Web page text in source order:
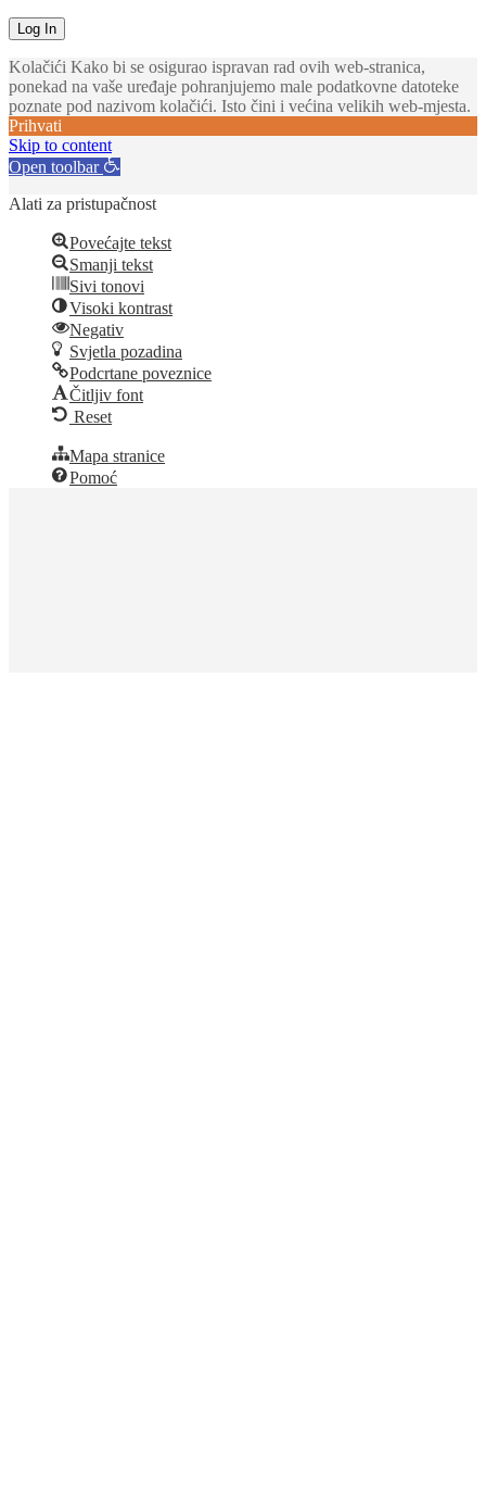
Kolačići Kako bi se osigurao ispravan rad ovih web-stranica,
ponekad na vaše uređaje pohranjujemo male podatkovne datoteke
poznate pod nazivom kolačići. Isto čini i većina velikih web-mjesta.
Prihvati
Skip to content
Open toolbar
Alati za pristupačnost
Povećajte tekst
Smanji tekst
Sivi tonovi
Visoki kontrast
Negativ
Svjetla pozadina
Podcrtane poveznice
Čitljiv font
Reset
Mapa stranice
Pomoć